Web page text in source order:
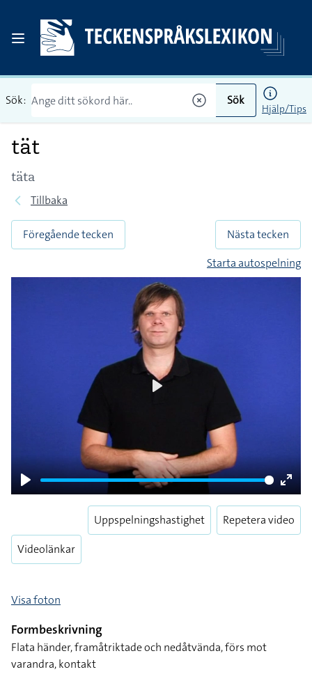
Sök: Sök
Hjälp/Tips
tät
täta
Tillbaka
Föregående tecken
Nästa tecken
Starta autospelning
Play
Enter
Videolänkar
Uppspelningshastighet Repetera video
Visa foton
Formbeskrivning
Flata händer, framåtriktade och nedåtvända, förs mot
varandra, kontakt